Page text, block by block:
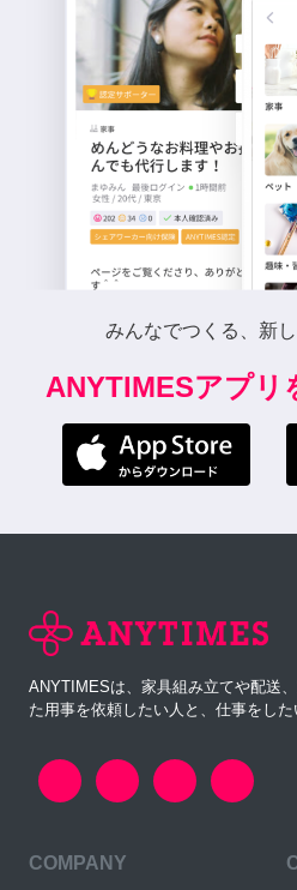
みんなでつくる、新
ANYTIMESアプリ
ANYTIMESは、家具組み立てや配送
た用事を依頼したい人と、仕事をした
COMPANY